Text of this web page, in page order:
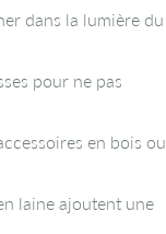
dans la lumière du
pour ne pas
en bois ou
laine ajoutent une